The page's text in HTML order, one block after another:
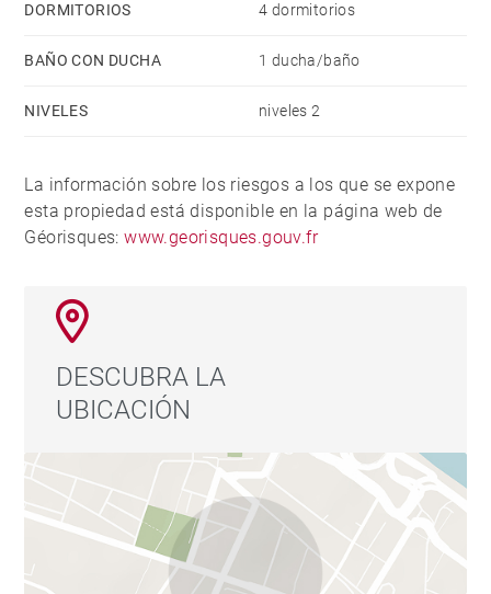
DORMITORIOS 4 dormitorios
BAÑO CON DUCHA 1 ducha/baño
NIVELES niveles 2
La información sobre los riesgos a los que se expone
esta propiedad está disponible en la página web de
Géorisques:www.georisques.gouv.fr
DESCUBRA LA
UBICACIÓN